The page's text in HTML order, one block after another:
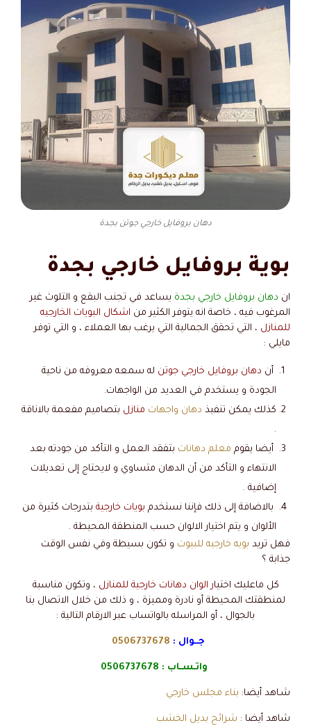
دهان بروفايل خارجي جوتن بجدة
بوية بروفايل خارجي بجدة
ان دهان بروفايل خارجي بجدة يساعد في تجنب البقع و التلوث غير
المرغوب فيه ، خاصة انه يتوفر الكثير من اشكال البويات الخارجيه
للمنازل ، التي تحقق الجمالية التي يرغب بها العملاء ، و التي توفر
مايلي :
أن دهان بروفايل خارجي جوتن له سمعه معروفه من ناحية
الجودة و يستخدم في العديد من الواجهات.
كذلك يمكن تنفيذ دهان واجهات منازل بتصاميم مفعمة بالاناقة
.
أيضا يقوم معلم دهانات بتفقد العمل و التأكد من جودته بعد
الانتهاء و التأكد من أن الدهان متساوي و لايحتاج إلى تعديلات
إضافية .
بالاضافة إلى ذلك فإننا نستخدم بويات خارجية بتدرجات كثيرة من
الألوان و يتم اختيار الالوان حسب المنطقة المحيطة .
فهل تريد بويه خارجيه للبيوت و تكون بسيطة وفي نفس الوقت
جذابة ؟
كل ماعليك اختيار الوان دهانات خارجية للمنازل ، وتكون مناسبة
لمنطقتك المحيطة أو نادرة ومميزة ، و ذلك من خلال الاتصال بنا
بالجوال ، أو المراسله بالواتساب عبر الارقام التالية :
جــوال : 0506737678
واتـسـاب : 0506737678
شـاهد أيضا: بناء مجلس خارجي
شاهد أيضا : شرائح بديل الخشب